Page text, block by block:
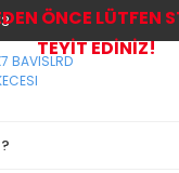
ÖNCE LÜTFEN
TEYİT EDİNİZ!